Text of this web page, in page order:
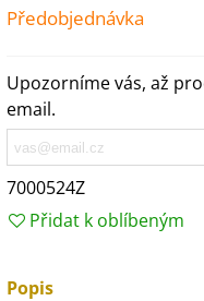
Předobjednávka
Upozorníme vás, až
email.
7000524Z
Přidat k oblíbeným
Popis